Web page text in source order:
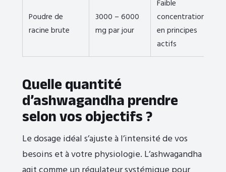
Poudre de
racine brute
3000 – 6000
mg par jour
Faible
concentration
en principes
actifs
Quelle quantité
d’ashwagandha prendre
selon vos objectifs ?
Le dosage idéal s’ajuste à l’intensité de vos
besoins et à votre physiologie. L’ashwagandha